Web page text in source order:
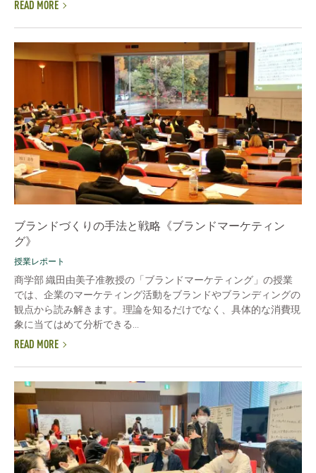
READ MORE
ブランドづくりの手法と戦略《ブランドマーケティン
グ》
授業レポート
商学部 織田由美子准教授の「ブランドマーケティング」の授業
では、企業のマーケティング活動をブランドやブランディングの
観点から読み解きます。理論を知るだけでなく、具体的な消費現
象に当てはめて分析できる...
READ MORE